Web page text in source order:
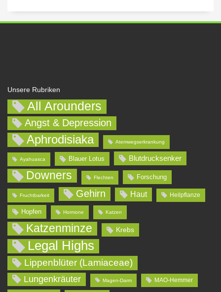
Unsere Rubriken
All Arounders
Angst & Depression
Aphrodisiaka Atemwegserkrankung
Ayahuasca Blauer Lotus Blutdrucksenker
Downers Flechten Forschung
Fruchtbarkeit Gehirn Haut Heilpflanze
Hopfen Hormone Katzen
Katzenminze Krebs
Legal Highs
Lippenblüter (Lamiaceae)
Lungenkräuter Magen-Darm MAO-Hemmer